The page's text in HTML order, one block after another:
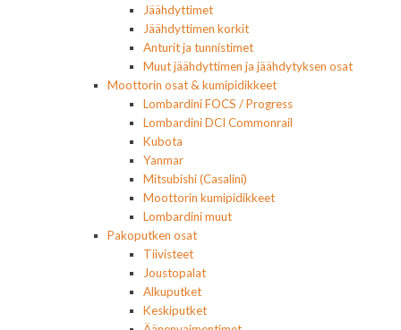
Jäähdyttimet
Jäähdyttimen korkit
Anturit ja tunnistimet
Muut jäähdyttimen ja jäähdytyksen osat
Moottorin osat & kumipidikkeet
Lombardini FOCS / Progress
Lombardini DCI Commonrail
Kubota
Yanmar
Mitsubishi (Casalini)
Moottorin kumipidikkeet
Lombardini muut
Pakoputken osat
Tiivisteet
Joustopalat
Alkuputket
Keskiputket